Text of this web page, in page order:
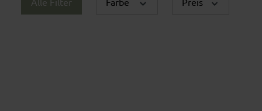
Material zum Anfassen